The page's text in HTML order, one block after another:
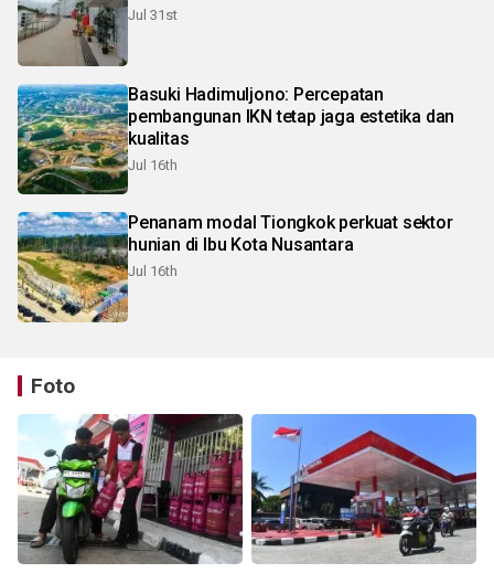
Jul 31st
Basuki Hadimuljono: Percepatan
pembangunan IKN tetap jaga estetika dan
kualitas
Jul 16th
Penanam modal Tiongkok perkuat sektor
hunian di Ibu Kota Nusantara
Jul 16th
Foto